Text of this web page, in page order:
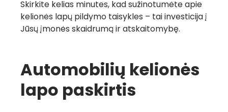
Skirkite kelias minutes, kad sužinotumėte apie
kelionės lapų pildymo taisykles – tai investicija į
Jūsų įmonės skaidrumą ir atskaitomybę.
Automobilių kelionės
lapo paskirtis